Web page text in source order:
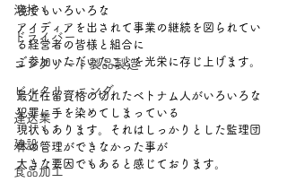
溶接
ドライバー
コンクリート製品製造
ビルクリーニング
運送業
建設
食品加工
境でもいろいろな
アイディアを出されて事業の継続を図られてい
る経営者の皆様と組合に
ご参加いただいたことを光栄に存じ上げます。
最近在留資格の切れたベトナム人がいろいろな
犯罪に手を染めてしまっている
現状もあります。それはしっかりとした監理団
体の管理ができなかった事が
大きな要因でもあると感じております。